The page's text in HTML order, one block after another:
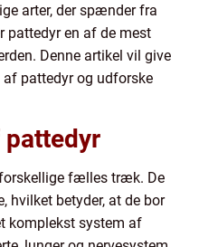
arter, der spænder fra
pattedyr en af de mest
Denne artikel vil give
pattedyr og udforske
fælles træk. De
hvilket betyder, at de bor
komplekst system af